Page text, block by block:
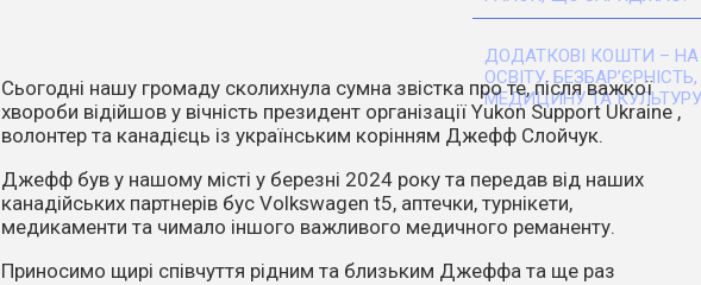
ДОДАТКОВІ КОШТИ – НА
ОСВІТУ, БЕЗБАР’ЄРНІСТЬ,
МЕДИЦИНУ ТА КУЛЬТУРУ
Впродовж останніх днів температура повітря стає все вищою. Спека,
посуха та вітер перетворюють навіть маленьку іскру на масштабне
стихійне лихо.
Варто зазначити, що пожежі влітку найчастіше виникають через
людський фактор. Відділ з питань надзвичайних ситуацій та цивільного
захисту НАГАДУЄ:
Основні заборони у пожежонебезпечний період: